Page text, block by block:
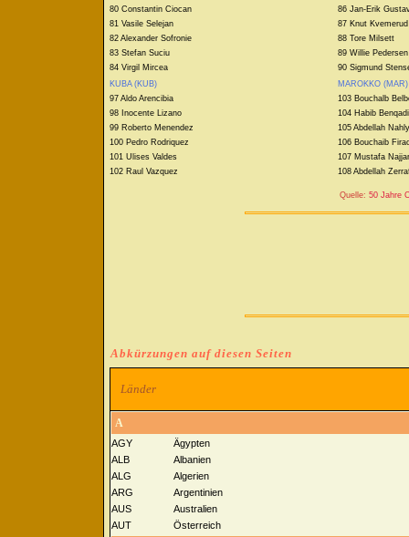
80 Constantin Ciocan
81 Vasile Selejan
82 Alexander Sofronie
83 Stefan Suciu
84 Virgil Mircea
86 Jan-Erik
87 Knut Kvemerud
88 Tore Milsett
89 Willie Pedersen
90 Sigmund
KUBA (KUB)
97 Aldo Arencibia
98 Inocente Lizano
99 Roberto Menendez
100 Pedro Rodriquez
101 Ulises Valdes
102 Raul Vazquez
MAROKKO (MAR)
103 Bouchalb
104 Habib Benqadi
105 Abdellah Nahly
106 Bouchaib
107 Mustafa
108 Abdellah
Quelle: 50 Jahre
Abkürzungen auf diesen Seiten
Länder
A
AGY
Ägypten
ALB
Albanien
ALG
Algerien
ARG
Argentinien
AUS
Australien
AUT
Österreich